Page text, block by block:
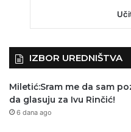
IZBOR UREDNIŠTVA
Miletić:Sram me da sam
da glasuju za Ivu Rinčić!
6 dana ago